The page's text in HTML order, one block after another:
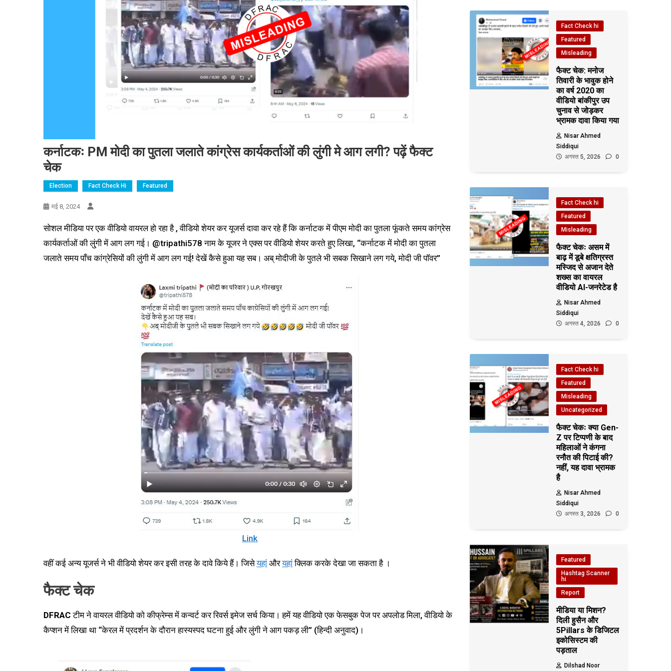
कर्नाटकः PM मोदी का पुतला जलाते कांग्रेस कार्यकर्ताओं की लुंगी मे आग लगी? पढ़ें फैक्ट
चेक
Election Fact Check Hi Featured
मई 8, 2024
सोशल मीडिया पर एक वीडियो वायरल हो रहा है , वीडियो शेयर कर यूजर्स दावा कर रहे हैं कि कर्नाटक में पीएम मोदी का पुतला फूंकते समय कांग्रेस
कार्यकर्ताओं की लु्ंगी में आग लग गई। @tripathi578 नाम के यूजर ने एक्स पर वीडियो शेयर करते हुए लिखा, “कर्नाटक में मोदी का पुतला
जलाते समय पाँच कांग्रेसियों की लुंगी में आग लग गई! देखें कैसे हुआ यह सब। अब् मोदीजी के पुतले भी सबक सिखाने लग गये, मोदी जी पॉवर”
Link
वहीं कई अन्य यूजर्स ने भी वीडियो शेयर कर इसी तरह के दावे किये हैं। जिसेयहां औरयहांक्लिक करके देखा जा सकता है ।
फैक्ट चेक
DFRAC टीम ने वायरल वीडियो को कीफ्रेम्स में कन्वर्ट कर रिवर्स इमेज सर्च किया। हमें यह वीडियो एक फेसबुक पेज पर अपलोड मिला, वीडियो के
कैप्शन में लिखा था “केरल में प्रदर्शन के दौरान हास्यस्पद घटना हुई और लुंगी ने आग पकड़ ली” (हिन्दी अनुवाद)।
Fact Check hi
Featured
Misleading
फैक्ट चेक: मनोज
तिवारी के भावुक होने
का वर्ष 2020 का
वीडियो बांकीपुर उप
चुनाव से जोड़कर
भ्रामक दावा किया गया
Nisar Ahmed
Siddiqui
अगस्त 5, 2026
0
Fact Check hi
Featured
Misleading
फैक्ट चेकः असम में
बाढ़ में डूबे क्षतिग्रस्त
मस्जिद से अजान देते
शख्स का वायरल
वीडियो AI-जनरेटेड है
Nisar Ahmed
Siddiqui
अगस्त 4, 2026
0
Fact Check hi
Featured
Misleading
Uncategorized
फैक्ट चेकः क्या Gen-
Z पर टिप्पणी के बाद
महिलाओं ने कंगना
रनौत की पिटाई की?
नहीं, यह दावा भ्रामक
है
Nisar Ahmed
Siddiqui
अगस्त 3, 2026
0
Featured
Hashtag Scanner
hi
Report
मीडिया या मिशन?
दिली हुसैन और
5Pillars के डिजिटल
इकोसिस्टम की
पड़ताल
Dilshad Noor